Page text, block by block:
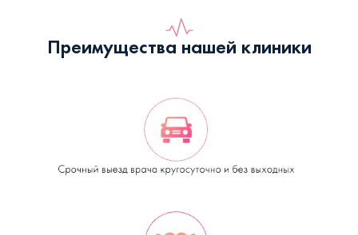
Преимущества нашей клиники